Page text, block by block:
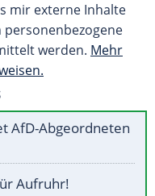
mir externe Inhalte
werden. Mehr
AfD-Abgeordneten
Aufruhr!